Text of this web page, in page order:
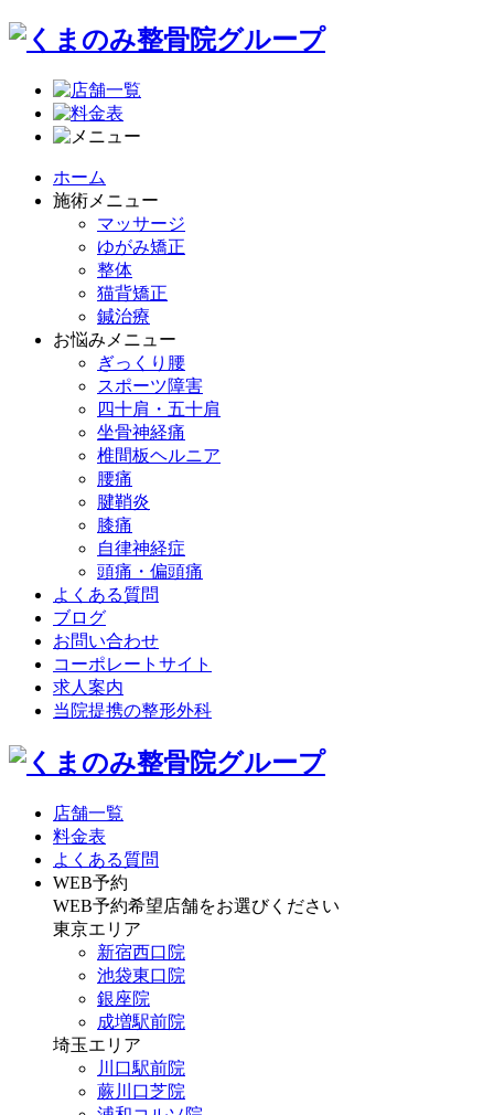
ホーム
施術メニュー
マッサージ
ゆがみ矯正
整体
猫背矯正
鍼治療
お悩みメニュー
ぎっくり腰
スポーツ障害
四十肩・五十肩
坐骨神経痛
椎間板ヘルニア
腰痛
腱鞘炎
膝痛
自律神経症
頭痛・偏頭痛
よくある質問
ブログ
お問い合わせ
コーポレートサイト
求人案内
当院提携の整形外科
店舗一覧
料金表
よくある質問
WEB予約
WEB予約希望店舗をお選びください
東京エリア
新宿西口院
池袋東口院
銀座院
成増駅前院
埼玉エリア
川口駅前院
蕨川口芝院